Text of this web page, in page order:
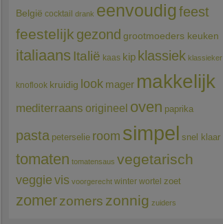
België cocktail drank eenvoudigfeest
feestelijk gezond grootmoeders keuken
italiaans Italië kaas kip klassiek klassieker
knoflook kruidig look mager makkelijk
mediterraans origineel oven paprika
pasta peterselie room simpel snel klaar
tomaten tomatensaus vegetarisch
veggie vis voorgerecht winter wortel zoet
zomerzomers zonnig zuiders